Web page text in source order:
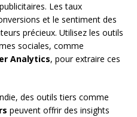
Les taux
et le sentiment des
précieux. Utilisez les outils
sociales, comme
Analytics, pour extraire ces
des outils tiers comme
peuvent offrir des insights